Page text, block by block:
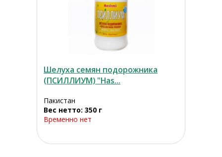
Шелуха семян подорожника
(ПСИЛЛИУМ) "Has...
Пакистан
Вес нетто: 350 г
Временно нет